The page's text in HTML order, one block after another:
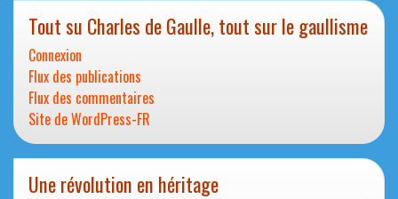
Tout su Charles de Gaulle, tout sur le gaullisme
Connexion
Flux des publications
Flux des commentaires
Site de WordPress-FR
Une révolution en héritage